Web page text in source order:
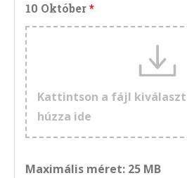
10 Október
Kattintson a fájl
húzza ide
Maximális méret: 25 MB